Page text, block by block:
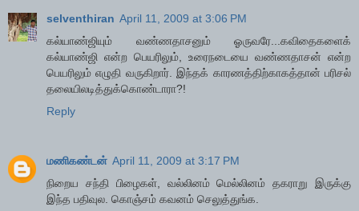
selventhiran April 11, 2009 at 3:06 PM
கல்யாண்ஜியும் வண்ணதாசனும் ஓருவரே...கவிதைகளைக்
கல்யாண்ஜி என்ற பெயரிலும், உரைநடையை வண்ணதாசன் என்ற
பெயரிலும் எழுதி வருகிறார். இந்தக் காரணத்திற்காகத்தான் பரிசல்
தலையிலடித்துக்கொண்டாரா?!
Reply
மணிகண்டன் April 11, 2009 at 3:17 PM
நிறைய சந்தி பிழைகள், வல்லினம் மெல்லினம் தகராறு இருக்கு
இந்த பதிவுல. கொஞ்சம் கவனம் செலுத்துங்க.